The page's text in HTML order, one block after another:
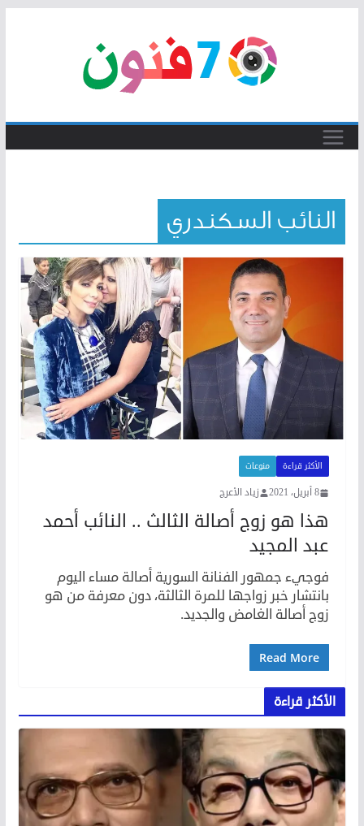
النائب السكندري
الأكثر قراءة منوعات
8 أبريل، 2021 زياد الأعرج
هذا هو زوج أصالة الثالث .. النائب أحمد
عبد المجيد
فوجيء جمهور الفنانة السورية أصالة مساء اليوم
بانتشار خبر زواجها للمرة الثالثة، دون معرفة من هو
زوج أصالة الغامض والجديد.
Read More
الأكثر قراءة